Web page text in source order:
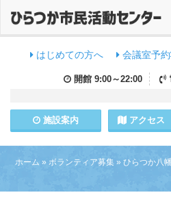
はじめての方へ 会議室予
開館 9:00～22:00
施設案内 アクセス
ホーム » ボランティア募集 » ひらつか八